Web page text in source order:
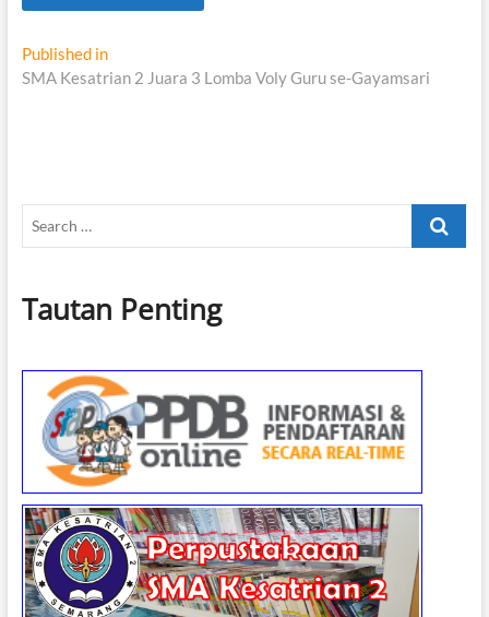
Navigasi
pos
Published in
SMA Kesatrian 2 Juara 3 Lomba Voly Guru se-Gayamsari
Search
Tautan Penting